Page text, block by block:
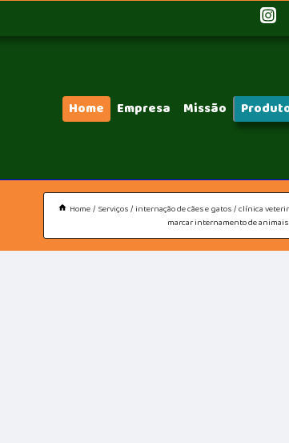
Home Empresa Missão
Home Serviços internação de cães e gatos clínica
marcar internamento de